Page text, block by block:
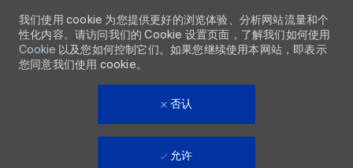
我们使用 cookie 为您提供更好的浏览体验、分析网站流量和个
性化内容。请访问我们的 Cookie 设置页面，了解我们如何使用
Cookie 以及您如何控制它们。如果您继续使用本网站，即表示
您同意我们使用 cookie。
否认
允许